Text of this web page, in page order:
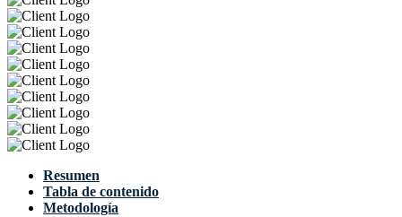
Resumen
Tabla de contenido
Metodología